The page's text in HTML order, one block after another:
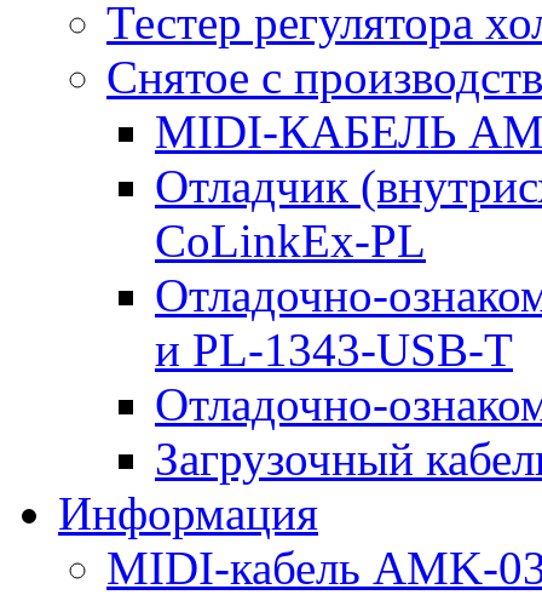
Тестер регулятора
Снятое с
MIDI-КАБЕЛЬ
Отладчик
CoLinkEx-PL
Отладочно-
и PL-1343-USB-T
Отладочно-
Загрузочный
Информация
MIDI-кабель AMK-